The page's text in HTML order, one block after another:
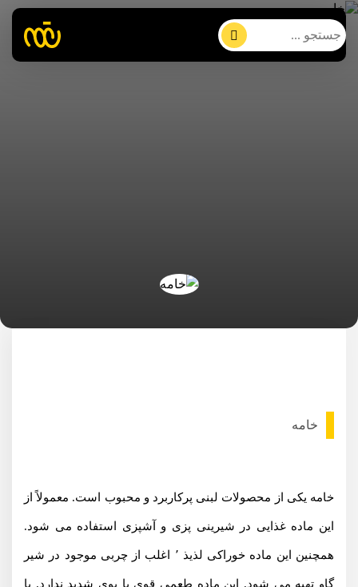
خامه
خامه یکی از محصولات لبنی پرکاربرد و محبوب است. معمولاً از
این ماده غذایی در شیرینی پزی و آشپزی استفاده می شود.
همچنین این ماده خوراکی لذیذ ٬ اغلب از چربی موجود در شیر
گاو تهیه می شود. این ماده طعمی قوی یا بوی شدید ندارد. با